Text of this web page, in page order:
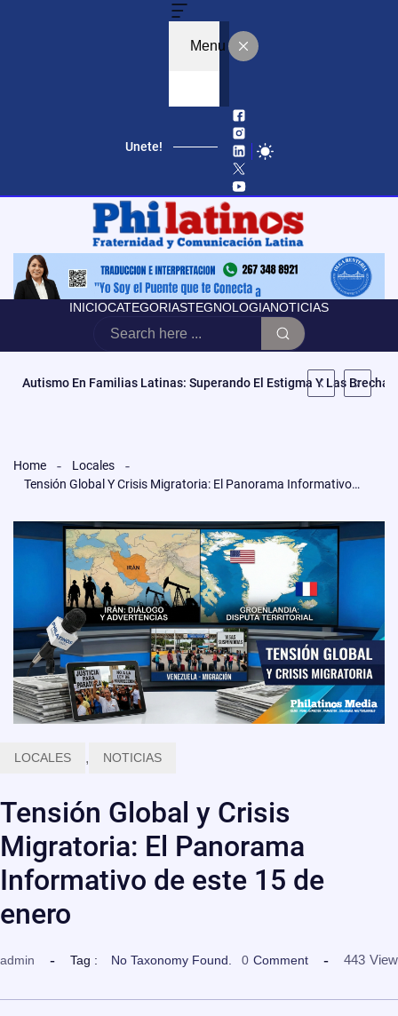
Menu
Unete!
INICIOCATEGORIASTEGNOLOGIANOTICIAS
«No Es Vencer Tus Cargas, Es Abrazarlas»: Mila La Morena
Home
Locales
Tensión Global Y Crisis Migratoria: El Panorama Informativo De Este 15 De Enero
LOCALES , NOTICIAS
Tensión Global y Crisis
Migratoria: El Panorama
Informativo de este 15 de
enero
admin Tag : No Taxonomy Found. 0 Comment 443 View